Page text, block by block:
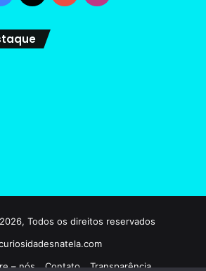
Todos os direitos reservados
– nós Contato Transparência